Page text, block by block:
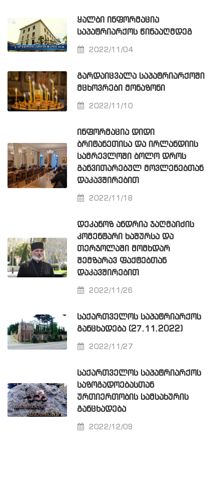
ᲧᲐᲚᲑᲘ ᲘᲜᲤᲝᲠᲛᲐᲪᲘᲐ
ᲡᲐᲞᲐᲢᲠᲘᲐᲠᲥᲝᲡ ᲬᲘᲜᲐᲐᲦᲛᲓᲔᲒ
2022/11/04
ᲒᲐᲠᲓᲐᲘᲪᲕᲐᲚᲐ ᲡᲐᲞᲐᲢᲠᲘᲐᲠᲥᲝᲨᲘ
ᲛᲪᲮᲝᲕᲠᲔᲑᲘ ᲛᲝᲜᲐᲖᲝᲜᲘ
2022/11/10
ᲘᲜᲤᲝᲠᲛᲐᲪᲘᲐ ᲓᲘᲓᲘ
ᲑᲠᲘᲢᲐᲜᲔᲗᲘᲡᲐ ᲓᲐ ᲘᲠᲚᲐᲜᲓᲘᲘᲡ
ᲡᲐᲛᲠᲔᲕᲚᲝᲨᲘ ᲑᲝᲚᲝ ᲓᲠᲝᲡ
ᲒᲐᲜᲕᲘᲗᲐᲠᲔᲑᲣᲚ ᲛᲝᲕᲚᲔᲜᲔᲑᲗᲐᲜ
ᲓᲐᲙᲐᲕᲨᲘᲠᲔᲑᲘᲗ
2022/11/18
ᲓᲔᲙᲐᲜᲝᲖ ᲐᲜᲓᲠᲘᲐ ᲯᲐᲦᲛᲐᲘᲫᲘᲡ
ᲙᲝᲛᲔᲜᲢᲐᲠᲘ ᲮᲐᲨᲣᲠᲡᲐ ᲓᲐ
ᲗᲔᲠᲯᲝᲚᲐᲨᲘ ᲛᲝᲛᲮᲓᲐᲠ
ᲨᲔᲛᲖᲐᲠᲐᲕ ᲤᲐᲥᲢᲔᲑᲗᲐᲜ
ᲓᲐᲙᲐᲕᲨᲘᲠᲔᲑᲘᲗ
2022/11/26
ᲡᲐᲥᲐᲠᲗᲕᲔᲚᲝᲡ ᲡᲐᲞᲐᲢᲠᲘᲐᲠᲥᲝᲡ
ᲒᲐᲜᲪᲮᲐᲓᲔᲑᲐ (27.11.2022)
2022/11/27
ᲡᲐᲥᲐᲠᲗᲕᲔᲚᲝᲡ ᲡᲐᲞᲐᲢᲠᲘᲐᲠᲥᲝᲡ
ᲡᲐᲖᲝᲒᲐᲓᲝᲔᲑᲐᲡᲗᲐᲜ
ᲣᲠᲗᲘᲔᲠᲗᲝᲑᲘᲡ ᲡᲐᲛᲡᲐᲮᲣᲠᲘᲡ
ᲒᲐᲜᲪᲮᲐᲓᲔᲑᲐ
2022/12/09